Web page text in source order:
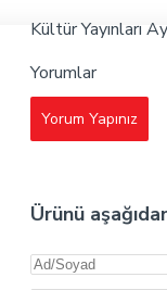
Kültür Yayınları
Yorumlar
Yorum Yapınız
Ürünü